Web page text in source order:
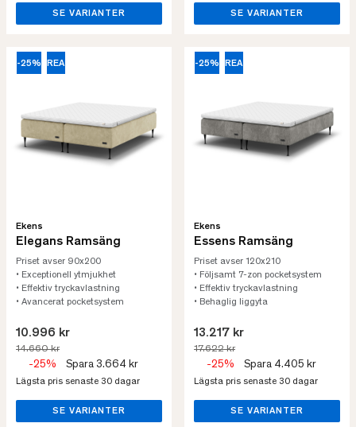
SE VARIANTER SE VARIANTER
-25% REA
Ekens
Elegans Ramsäng
Priset avser 90x200
• Exceptionell ytmjukhet
• Effektiv tryckavlastning
• Avancerat pocketsystem
10.996 kr
14.660 kr
-25% Spara 3.664 kr
Lägsta pris senaste 30 dagar
SE VARIANTER
-25% REA
Ekens
Essens Ramsäng
Priset avser 120x210
• Följsamt 7-zon pocketsystem
• Effektiv tryckavlastning
• Behaglig liggyta
13.217 kr
17.622 kr
-25% Spara 4.405 kr
Lägsta pris senaste 30 dagar
SE VARIANTER